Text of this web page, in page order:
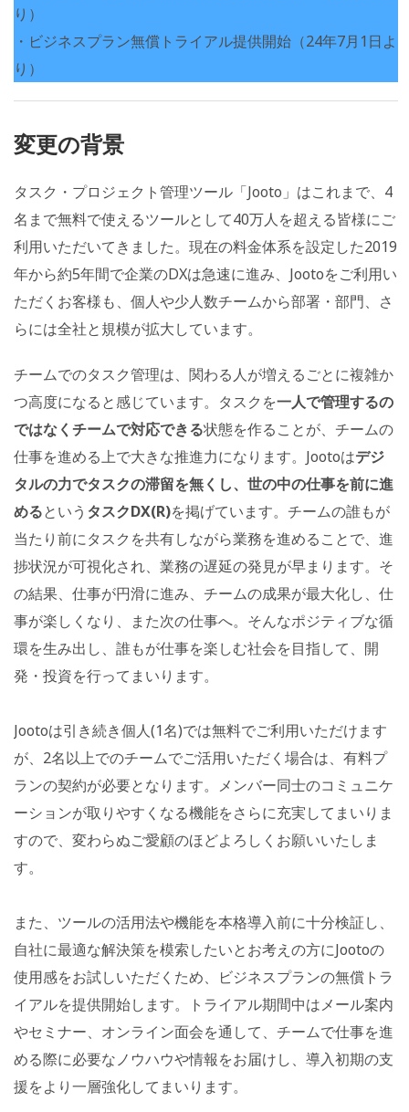
り）
・ビジネスプラン無償トライアル提供開始（24年7月1日よ
り）
変更の背景
タスク・プロジェクト管理ツール「Jooto」はこれまで、4
名まで無料で使えるツールとして40万人を超える皆様にご
利用いただいてきました。現在の料金体系を設定した2019
年から約5年間で企業のDXは急速に進み、Jootoをご利用い
ただくお客様も、個人や少人数チームから部署・部門、さ
らには全社と規模が拡大しています。
チームでのタスク管理は、関わる人が増えるごとに複雑か
つ高度になると感じています。タスクを一人で管理するの
ではなくチームで対応できる状態を作ることが、チームの
仕事を進める上で大きな推進力になります。Jootoはデジ
タルの力でタスクの滞留を無くし、世の中の仕事を前に進
めるという タスクDX(R)を掲げています。チームの誰もが
当たり前にタスクを共有しながら業務を進めることで、進
捗状況が可視化され、業務の遅延の発見が早まります。そ
の結果、仕事が円滑に進み、チームの成果が最大化し、仕
事が楽しくなり、また次の仕事へ。そんなポジティブな循
環を生み出し、誰もが仕事を楽しむ社会を目指して、開
発・投資を行ってまいります。
Jootoは引き続き個人(1名)では無料でご利用いただけます
が、2名以上でのチームでご活用いただく場合は、有料プ
ランの契約が必要となります。メンバー同士のコミュニケ
ーションが取りやすくなる機能をさらに充実してまいりま
すので、変わらぬご愛顧のほどよろしくお願いいたしま
す。
また、ツールの活用法や機能を本格導入前に十分検証し、
自社に最適な解決策を模索したいとお考えの方にJootoの
使用感をお試しいただくため、ビジネスプランの無償トラ
イアルを提供開始します。トライアル期間中はメール案内
やセミナー、オンライン面会を通して、チームで仕事を進
める際に必要なノウハウや情報をお届けし、導入初期の支
援をより一層強化してまいります。